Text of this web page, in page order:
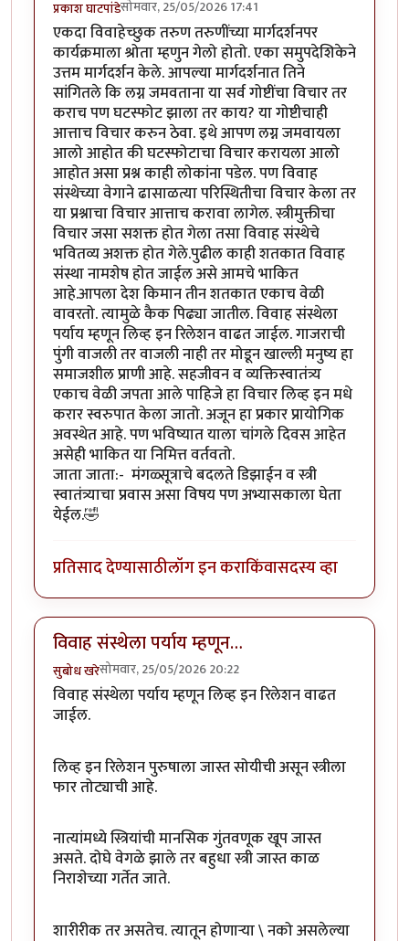
प्रकाश घाटपांडेसोमवार, 25/05/2026 17:41
एकदा विवाहेच्छुक तरुण तरुणींच्या मार्गदर्शनपर
कार्यक्रमाला श्रोता म्हणुन गेलो होतो. एका समुपदेशिकेने
उत्तम मार्गदर्शन केले. आपल्या मार्गदर्शनात तिने
सांगितले कि लग्न जमवताना या सर्व गोष्टींचा विचार तर
कराच पण घटस्फोट झाला तर काय? या गोष्टीचाही
आत्ताच विचार करुन ठेवा. इथे आपण लग्न जमवायला
आलो आहोत की घटस्फोटाचा विचार करायला आलो
आहोत असा प्रश्न काही लोकांना पडेल. पण विवाह
संस्थेच्या वेगाने ढासाळत्या परिस्थितीचा विचार केला तर
या प्रश्नाचा विचार आत्ताच करावा लागेल. स्त्रीमुक्तीचा
विचार जसा सशक्त होत गेला तसा विवाह संस्थेचे
भवितव्य अशक्त होत गेले.पुढील काही शतकात विवाह
संस्था नामशेष होत जाईल असे आमचे भाकित
आहे.आपला देश किमान तीन शतकात एकाच वेळी
वावरतो. त्यामुळे कैक पिढ्या जातील. विवाह संस्थेला
पर्याय म्हणून लिव्ह इन रिलेशन वाढत जाईल. गाजराची
पुंगी वाजली तर वाजली नाही तर मोडून खाल्ली मनुष्य हा
समाजशील प्राणी आहे. सहजीवन व व्यक्तिस्वातंत्र्य
एकाच वेळी जपता आले पाहिजे हा विचार लिव्ह इन मधे
करार स्वरुपात केला जातो. अजून हा प्रकार प्रायोगिक
अवस्थेत आहे. पण भविष्यात याला चांगले दिवस आहेत
असेही भाकित या निमित्त वर्तवतो.
जाता जाता:- मंगळ्सूत्राचे बदलते डिझाईन व स्त्री
स्वातंत्र्याचा प्रवास असा विषय पण अभ्यासकाला घेता
येईल.🤣
प्रतिसाद देण्यासाठीलॉग इन कराकिंवासदस्य व्हा
विवाह संस्थेला पर्याय म्हणून…
सुबोध खरेसोमवार, 25/05/2026 20:22
विवाह संस्थेला पर्याय म्हणून लिव्ह इन रिलेशन वाढत
जाईल.
लिव्ह इन रिलेशन पुरुषाला जास्त सोयीची असून स्त्रीला
फार तोट्याची आहे.
नात्यांमध्ये स्त्रियांची मानसिक गुंतवणूक खूप जास्त
असते. दोघे वेगळे झाले तर बहुधा स्त्री जास्त काळ
निराशेच्या गर्तेत जाते.
शारीरीक तर असतेच. त्यातून होणाऱ्या \ नको असलेल्या